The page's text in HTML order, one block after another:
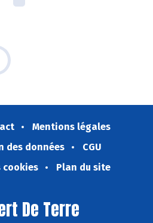
Mentions légales
des données
CGU
cookies
Plan du site
De Terre